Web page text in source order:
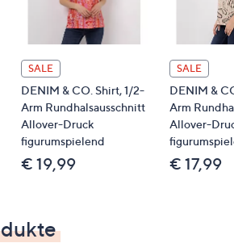
SALE
DENIM & CO. Shirt, 1/2-
Arm Rundhalsausschnitt
Allover-Druck
figurumspielend
€ 19,99
SALE
DENIM &
Arm
Allover-
€ 17,99